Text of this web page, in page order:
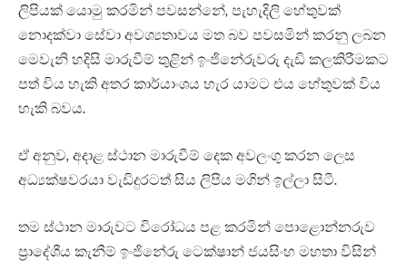
ලිපියක් යොමු කරමින් පවසන්නේ, පැහැදිලි හේතුවක්
නොදක්වා සේවා අවශ්‍යතාවය මත බව පවසමින් කරනු ලබන
මෙවැනි හදිසි මාරුවීම් තුළින් ඉංජිනේරුවරු දැඩි කලකිරීමකට
පත් විය හැකි අතර කාර්යාංශය හැර යාමට එය හේතුවක් විය
හැකි බවය.
ඒ අනුව, අදාළ ස්ථාන මාරුවීම් දෙක අවලංගු කරන ලෙස
අධ්‍යක්ෂවරයා වැඩිදුරටත් සිය ලිපිය මගින් ඉල්ලා සිටී.
තම ස්ථාන මාරුවට විරෝධය පළ කරමින් පොළොන්නරුව
ප්‍රාදේශීය කැනීම් ඉංජිනේරු ටෙක්ෂාන් ජයසිංහ මහතා විසින්